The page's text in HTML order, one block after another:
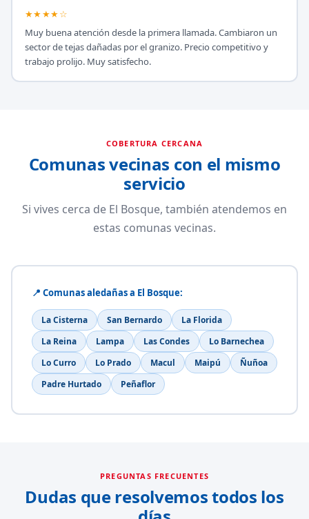
★★★★☆
Muy buena atención desde la primera llamada. Cambiaron un
sector de tejas dañadas por el granizo. Precio competitivo y
trabajo prolijo. Muy satisfecho.
COBERTURA CERCANA
Comunas vecinas con el mismo
servicio
Si vives cerca de El Bosque, también atendemos en
estas comunas vecinas.
📍 Comunas aledañas a El Bosque:
La Cisterna San Bernardo
La Florida
La Reina
Lampa Las Condes
Lo Barnechea
Lo Curro
Lo Prado Macul Maipú
Ñuñoa
Padre Hurtado
Peñaflor
PREGUNTAS FRECUENTES
Dudas que resolvemos todos los